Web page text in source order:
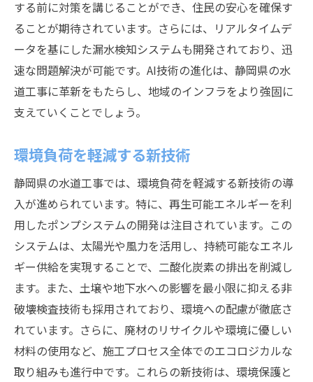
する前に対策を講じることができ、住民の安心を確保す
ることが期待されています。さらには、リアルタイムデ
ータを基にした漏水検知システムも開発されており、迅
速な問題解決が可能です。AI技術の進化は、静岡県の水
道工事に革新をもたらし、地域のインフラをより強固に
支えていくことでしょう。
環境負荷を軽減する新技術
静岡県の水道工事では、環境負荷を軽減する新技術の導
入が進められています。特に、再生可能エネルギーを利
用したポンプシステムの開発は注目されています。この
システムは、太陽光や風力を活用し、持続可能なエネル
ギー供給を実現することで、二酸化炭素の排出を削減し
ます。また、土壌や地下水への影響を最小限に抑える非
破壊検査技術も採用されており、環境への配慮が徹底さ
れています。さらに、廃材のリサイクルや環境に優しい
材料の使用など、施工プロセス全体でのエコロジカルな
取り組みも進行中です。これらの新技術は、環境保護と